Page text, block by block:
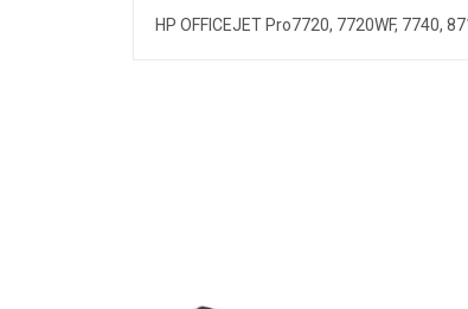
HP OFFICEJET Pro7720, 7720WF, 7740,